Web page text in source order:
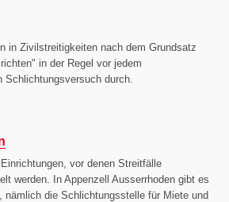
in Zivilstreitigkeiten nach dem Grundsatz
in der Regel vor jedem
Schlichtungsversuch durch.
vor denen Streitfälle
werden. In Appenzell Ausserrhoden gibt es
nämlich die Schlichtungsstelle für Miete und